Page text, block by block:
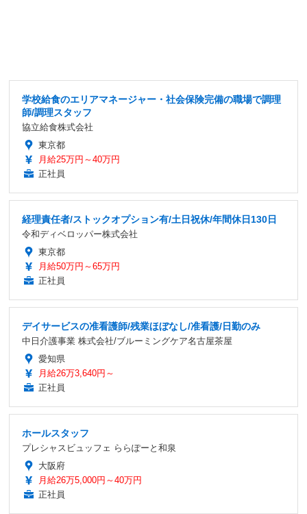
学校給食のエリアマネージャー・社会保険完備の職場で調理
師/調理スタッフ
協立給食株式会社
東京都
月給25万円～40万円
正社員
経理責任者/ストックオプション有/土日祝休/年間休日130日
令和ディベロッパー株式会社
東京都
月給50万円～65万円
正社員
デイサービスの准看護師/残業ほぼなし/准看護/日勤のみ
中日介護事業 株式会社/ブルーミングケア名古屋茶屋
愛知県
月給26万3,640円～
正社員
ホールスタッフ
プレシャスビュッフェ ららぽーと和泉
大阪府
月給26万5,000円～40万円
正社員